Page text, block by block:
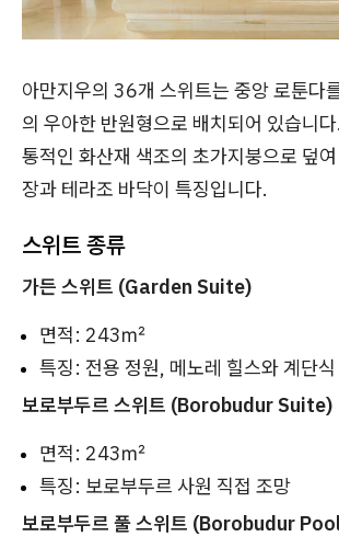
아만지우의 36개 스위트는 중앙 로툰다
의 우아한 반원형으로 배치되어 있습니
통적인 화산재 색조의 초가지붕으로 덮
장과 테라조 바닥이 특징입니다.
스위트 종류
가든 스위트 (Garden Suite)
면적: 243㎡
특징: 전용 정원, 메노레 힐스와 계단
보로부두르 스위트 (Borobudur Suite)
면적: 243㎡
특징: 보로부두르 사원 직접 조망
보로부두르 풀 스위트 (Borobudur